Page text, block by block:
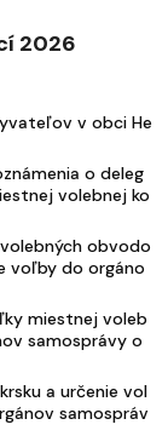
2026
v obci He
o deleg
volebnej ko
obvodo
voľby do orgáno
miestnej voleb
samosprávy o
a určenie vol
samospráv